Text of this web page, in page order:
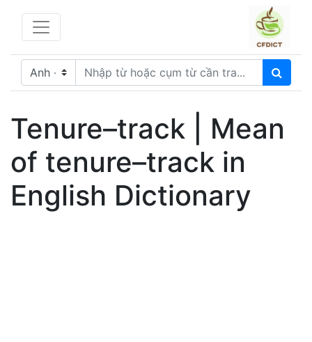
Tenure–track | Mean
of tenure–track in
English Dictionary